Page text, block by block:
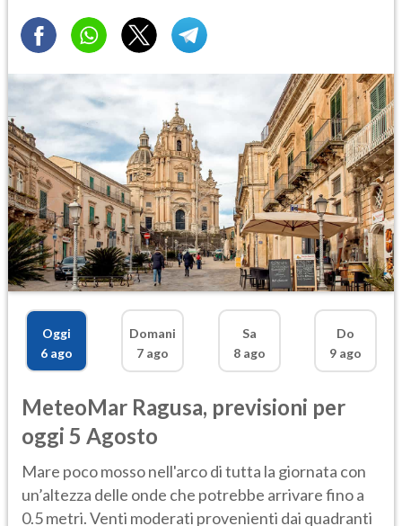
Oggi
6 ago
Domani
7 ago
Sa
8 ago
Do
9 ago
MeteoMar Ragusa, previsioni per
oggi 5 Agosto
Mare poco mosso nell'arco di tutta la giornata con
un’altezza delle onde che potrebbe arrivare fino a
0.5 metri. Venti moderati provenienti dai quadranti